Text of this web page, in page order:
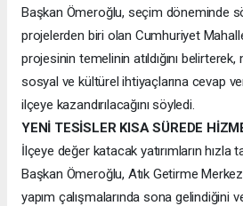
Başkan Ömeroğlu, seçim döneminde
projelerden biri olan Cumhuriyet
projesinin temelinin atıldığını
sosyal ve kültürel ihtiyaçlarına cevap
ilçeye kazandırılacağını söyledi.
YENİ TESİSLER KISA SÜREDE
İlçeye değer katacak yatırımların hızla
Başkan Ömeroğlu, Atık Getirme
yapım çalışmalarında sona gelindiğini